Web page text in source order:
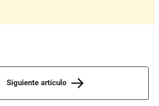
Siguiente artículo